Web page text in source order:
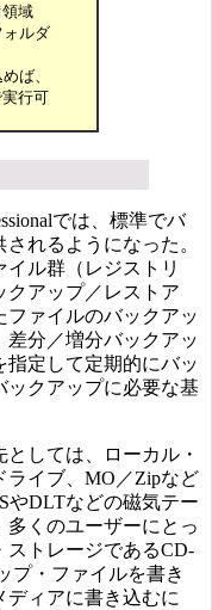
域
ォルダ
ば、
行可
では、標準でバ
れるようになった。
ル群（レジストリ
クアップ／レストア
ァイルのバックアッ
分／増分バックアッ
定して定期的にバッ
ックアップに必要な基
しては、ローカル・
ライブ、MO／Zipなど
やDLTなどの磁気テー
くのユーザーにとっ
ストレージであるCD-
プ・ファイルを書き
ディアに書き込むに